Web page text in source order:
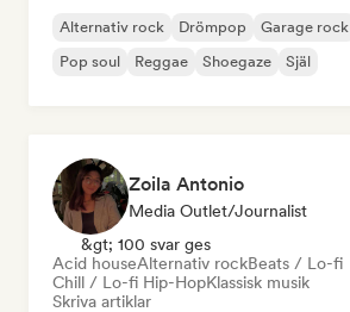
Alternativ rock Drömpop Garage rock
Pop soul
Reggae Shoegaze Själ
Zoila Antonio
Media Outlet/Journalist
&gt; 100 svar ges
Acid houseAlternativ rockBeats / Lo-fi
Chill / Lo-fi Hip-HopKlassisk musik
Skriva artiklar